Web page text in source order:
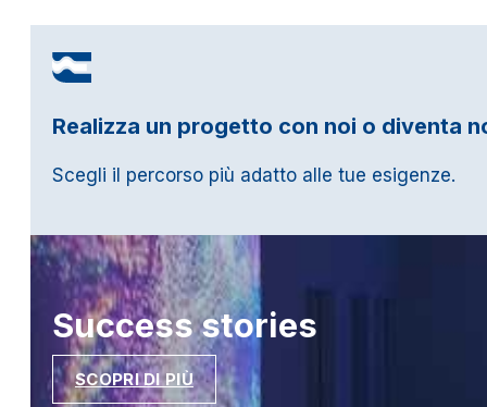
Realizza un progetto con noi o diventa
Scegli il percorso più adatto alle tue esigenze.
Successstories
SCOPRI DI PIÙ